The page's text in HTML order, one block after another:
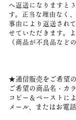
へ返送になりますと
す。正当な理由なく
事由により返送され
せていただきます。
（商品が不良品など
★通信販売をご希望の
ご希望の商品名・カ
コピー＆ペーストに
メール、またはお電